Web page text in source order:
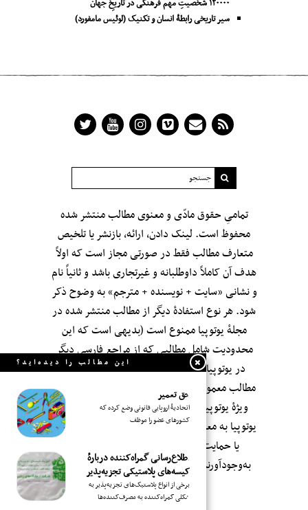
۱۲۰۰۰۰ شخصیتِ مهم فرهنگی در تاریخِ جهان
سیر تاریخی رابطۀ انسان و تکنیک (لوئیس مامفورد)
تمامیِ حقوق مادّی و معنوی مطالب منتشر شده
محفوظ است. لینک دادن، ارائه، بازنشر یا تلخیص
متعارف مطالب فقط در صورتی مجاز است که اولاً
هدف آن کاملاً داوطلبانه و غیرتجاری باشد و ثانیاً نام
و نشانی «سایت + نویسنده + مترجم» به وضوح ذکر
شود. هر نوع استفادهٔ دیگر از مطالب منتشر شده در
مجلهٔ یوتوپیا ممنوع است (بدیهی است که این
محدودیت شامل مطالبی که از مراجعِ فارسی دیگر
در یوتوپیا بازنشر شده‌اند نمی‌شود؛ اگر چه این
مطالب معمولاً با صرف وقت و سلیقه و با «ویرایش»
ویژهٔ یوتوپیا بازنشر می‌شوند.). انتشار مطالب در
یوتوپیا به معنای تأییدِ بی‌قید‌ و شرطِ محتوای آن‌ها و
یا حمایت از سوابق اجتماعی-سیاسی-فکری
به‌وجودآورندگان‌شان نیست. مجلهٔ یوتوپیا—۱۳۹۶
این مطالب را دیده‌اید؟
حق تعمیر
اتحادیهٔ اروپایی قانونی وضع کرده که
کشورهای عضو را موظف
اطلاع‌رسانی گمراه‌کننده دربارهٔ
کیسه‌های پلاستیکی تجزیه‌پذیر
برخی از انواع پلاستیک‌های تجزیه‌پذیر به
شکلی گمراه‌کننده به مصرف‌کننده‌ها